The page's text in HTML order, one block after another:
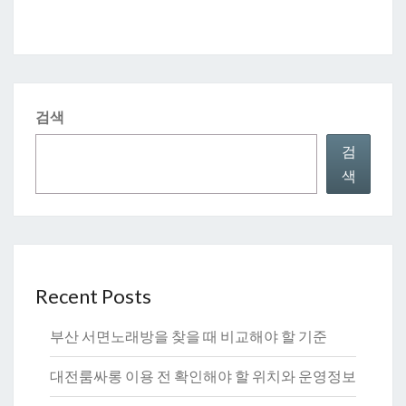
검색
검
색
Recent Posts
부산 서면노래방을 찾을 때 비교해야 할 기준
대전룸싸롱 이용 전 확인해야 할 위치와 운영정보